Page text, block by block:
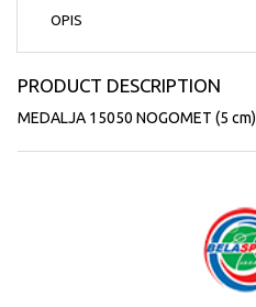
OPIS
PRODUCT DESCRIPTION
MEDALJA 15050 NOGOMET (5 cm)